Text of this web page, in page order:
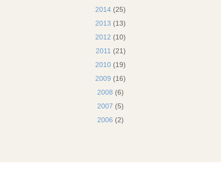
2014 (25)
2013 (13)
2012 (10)
2011 (21)
2010 (19)
2009 (16)
2008 (6)
2007 (5)
2006 (2)